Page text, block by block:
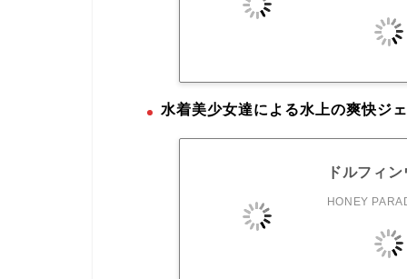
水着美少女達による水上の爽快ジ
ドルフィ
HONEY